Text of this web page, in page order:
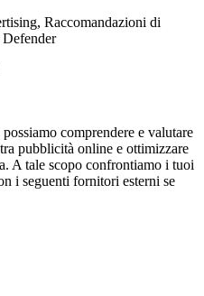
Raccomandazioni di
comprendere e valutare
pubblicità online e ottimizzare
A tale scopo confrontiamo i tuoi
i seguenti fornitori esterni se